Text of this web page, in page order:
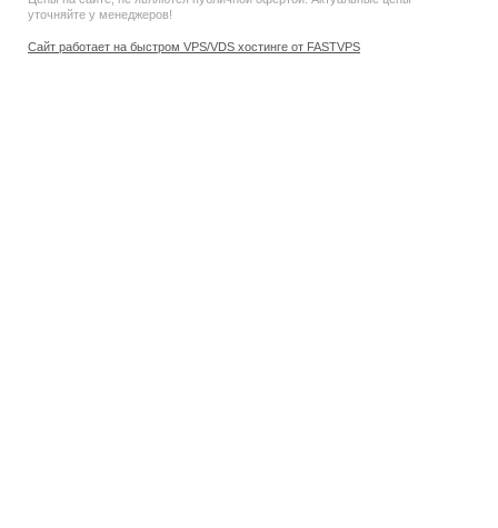
уточняйте у менеджеров!
Сайт работает на быстром VPS/VDS хостинге от FASTVPS